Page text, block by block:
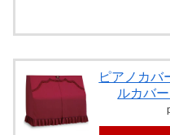
ピアノカバ
ルカバ